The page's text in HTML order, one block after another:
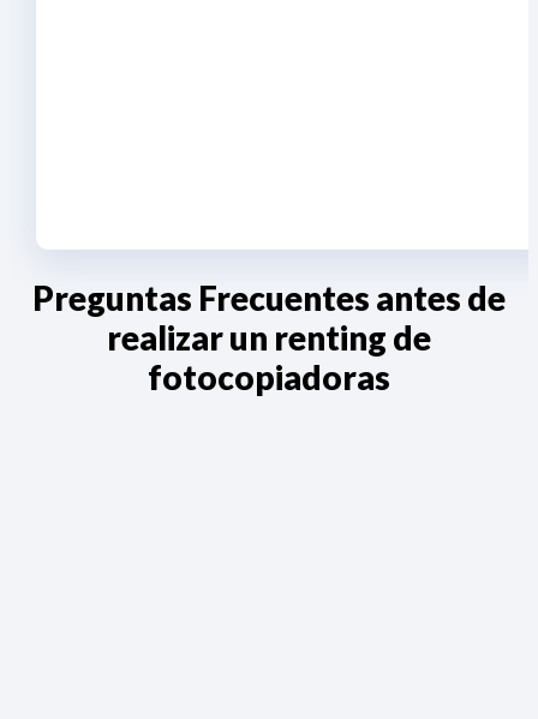
Preguntas Frecuentes antes de
realizar un renting de
fotocopiadoras